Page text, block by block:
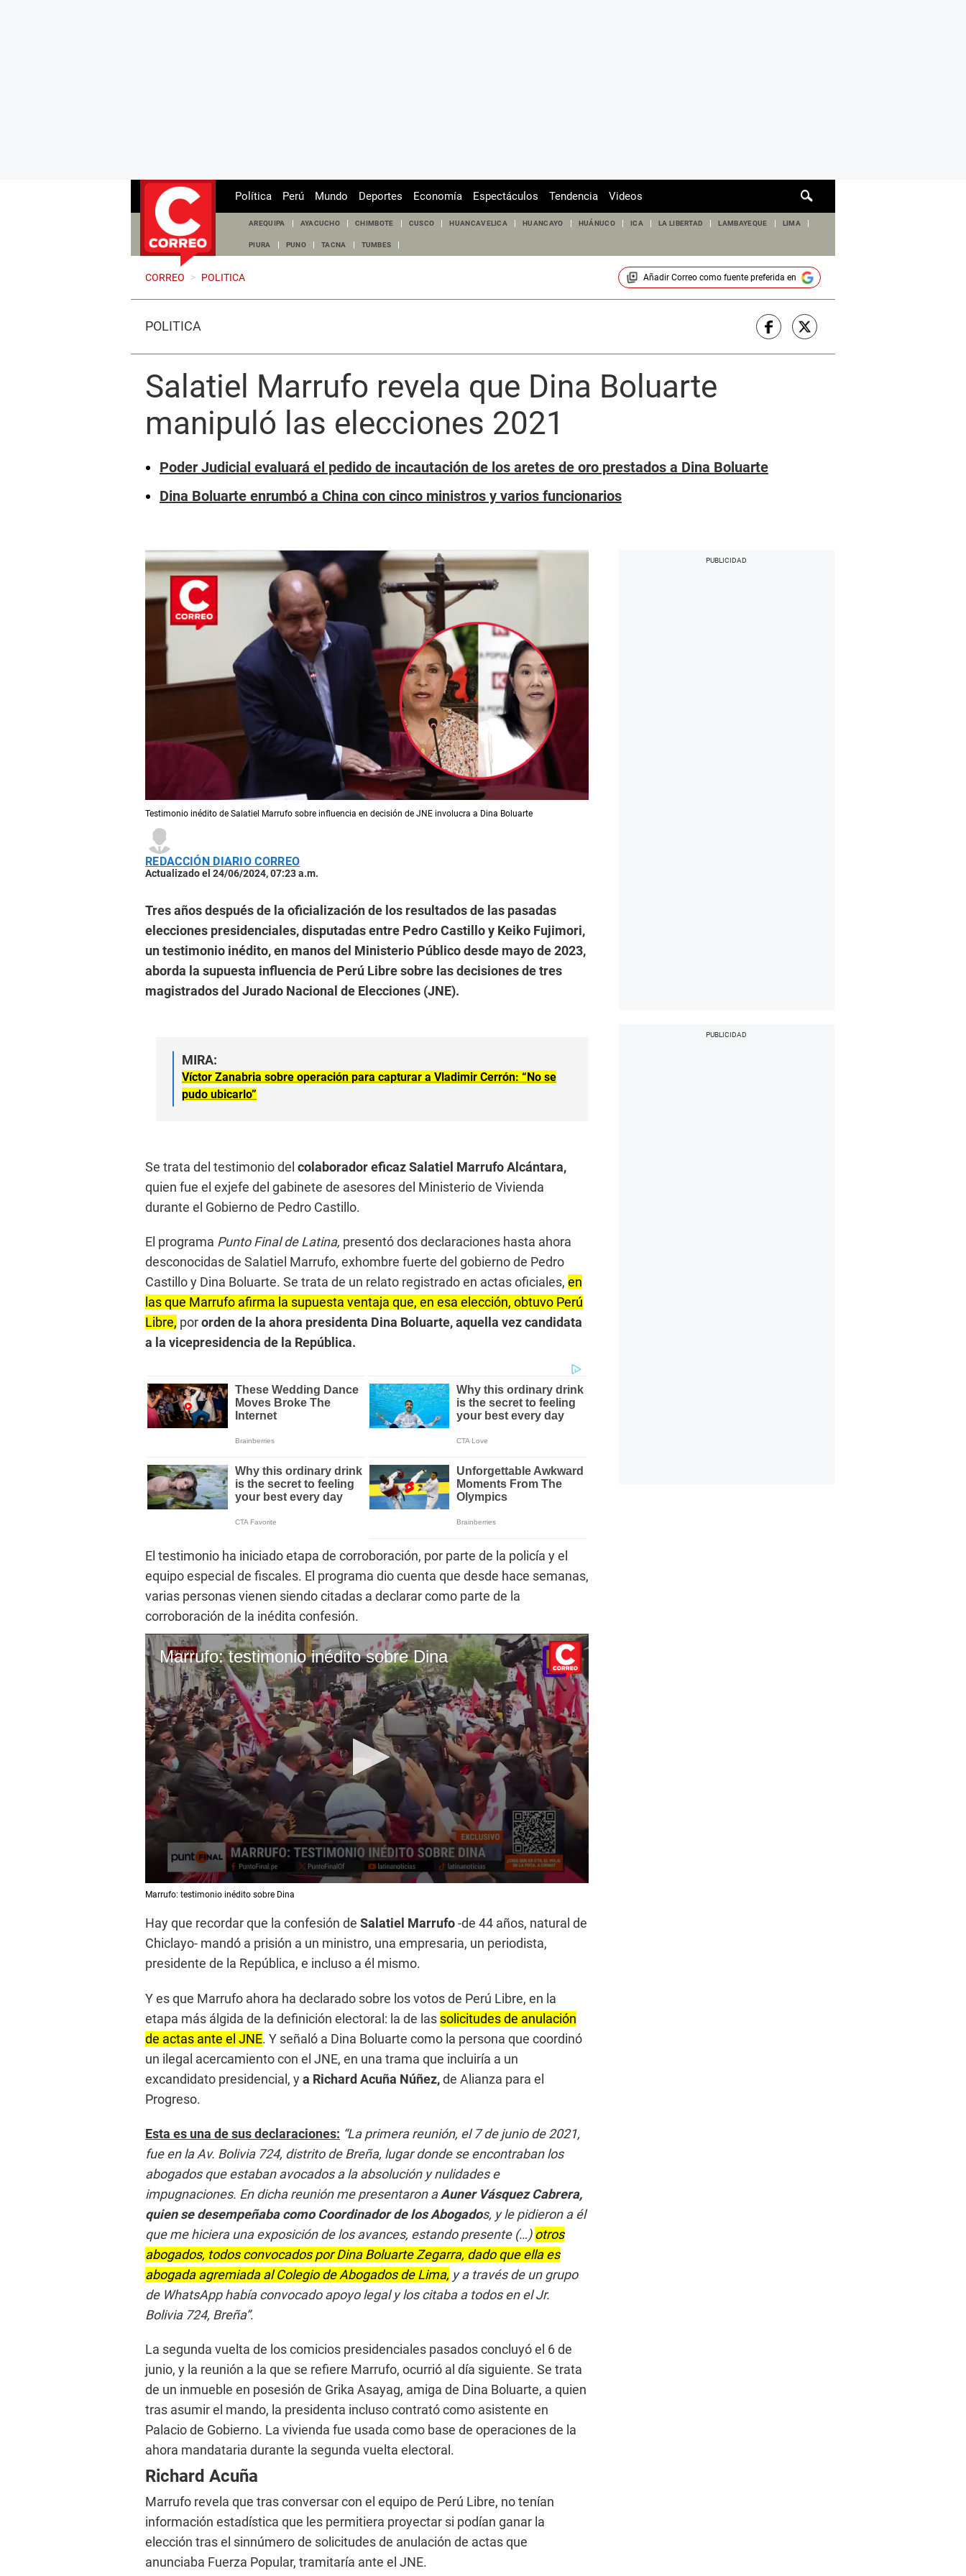
de
Política Perú Mundo Deportes Economía Espectáculos Tendencia Videos
AREQUIPA AYACUCHO CHIMBOTE CUSCO HUANCAVELICA HUANCAYO HUÁNUCO ICA LA LIBERTAD LAMBAYEQUE LIMA
PIURA PUNO TACNA TUMBES
CORREO > POLITICA Añadir Correocomo fuente preferida en
POLÍTICA
Salatiel Marrufo revela que Dina Boluarte
manipuló las elecciones 2021
Poder Judicial evaluará el pedido de incautación de los aretes de oro prestados a Dina Boluarte
Dina Boluarte enrumbó a China con cinco ministros y varios funcionarios
Testimonio inédito de Salatiel Marrufo sobre influencia en decisión de JNE involucra a Dina Boluarte
REDACCIÓN DIARIO CORREO
Actualizado el 24/06/2024, 07:23 a.m.
Tres años después de la oficialización de los resultados de las pasadas
elecciones presidenciales, disputadas entre Pedro Castillo y Keiko Fujimori,
un testimonio inédito, en manos del Ministerio Público desde mayo de 2023,
aborda la supuesta influencia de Perú Libre sobre las decisiones de tres
magistrados del Jurado Nacional de Elecciones (JNE).
MIRA:
Víctor Zanabria sobre operación para capturar a Vladimir Cerrón: “No se
pudo ubicarlo”
Se trata del testimonio del colaborador eficaz Salatiel Marrufo Alcántara,
quien fue el exjefe del gabinete de asesores del Ministerio de Vivienda
durante el Gobierno de Pedro Castillo.
El programa Punto Final de Latina, presentó dos declaraciones hasta ahora
desconocidas de Salatiel Marrufo, exhombre fuerte del gobierno de Pedro
Castillo y Dina Boluarte. Se trata de un relato registrado en actas oficiales, en
las que Marrufo afirma la supuesta ventaja que, en esa elección, obtuvo Perú
Libre, pororden de la ahora presidenta Dina Boluarte, aquella vez candidata
a la vicepresidencia de la República.
El testimonio ha iniciado etapa de corroboración, por parte de la policía y el
equipo especial de fiscales. El programa dio cuenta que desde hace semanas,
varias personas vienen siendo citadas a declarar como parte de la
corroboración de la inédita confesión.
Marrufo: testimonio inédito sobre Dina
s
c
n
s
f
5
m
i
n
u
t
s
,
0
o
l
u
e
9
0
%
Marrufo: testimonio inédito sobre Dina
Hay que recordar que la confesión de Salatiel Marrufo-de 44 años, natural de
Chiclayo- mandó a prisión a un ministro, una empresaria, un periodista,
presidente de la República, e incluso a él mismo.
Y es que Marrufo ahora ha declarado sobre los votos de Perú Libre, en la
etapa más álgida de la definición electoral: la de las solicitudes de anulación
de actas ante el JNE. Y señaló a Dina Boluarte como la persona que coordinó
un ilegal acercamiento con el JNE, en una trama que incluiría a un
excandidato presidencial, ya Richard Acuña Núñez,de Alianza para el
Progreso.
Esta es una de sus declaraciones: “La primera reunión, el 7 de junio de 2021,
fue en la Av. Bolivia 724, distrito de Breña, lugar donde se encontraban los
abogados que estaban avocados a la absolución y nulidades e
impugnaciones. En dicha reunión me presentaron aAuner Vásquez Cabrera,
quien se desempeñaba como Coordinador de los Abogados, y le pidieron a él
que me hiciera una exposición de los avances, estando presente (…)otros
abogados, todos convocados por Dina Boluarte Zegarra, dado que ella es
abogada agremiada al Colegio de Abogados de Lima, y a través de un grupo
de WhatsApp había convocado apoyo legal y los citaba a todos en el Jr.
Bolivia 724, Breña”.
La segunda vuelta de los comicios presidenciales pasados concluyó el 6 de
junio, y la reunión a la que se refiere Marrufo, ocurrió al día siguiente. Se trata
de un inmueble en posesión de Grika Asayag, amiga de Dina Boluarte, a quien
tras asumir el mando, la presidenta incluso contrató como asistente en
Palacio de Gobierno. La vivienda fue usada como base de operaciones de la
ahora mandataria durante la segunda vuelta electoral.
Richard Acuña
Marrufo revela que tras conversar con el equipo de Perú Libre, no tenían
información estadística que les permitiera proyectar si podían ganar la
elección tras el sinnúmero de solicitudes de anulación de actas que
anunciaba Fuerza Popular, tramitaría ante el JNE.